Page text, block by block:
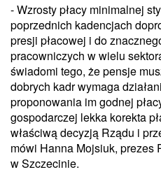
- Wzrosty płacy minimalnej
poprzednich kadencjach
presji płacowej i do
pracowniczych w wielu
świadomi tego, że pensje
dobrych kadr wymaga
proponowania im godnej
gospodarczej lekka korekta
właściwą decyzją Rządu i
mówi Hanna Mojsiuk, prezes
w Szczecinie.